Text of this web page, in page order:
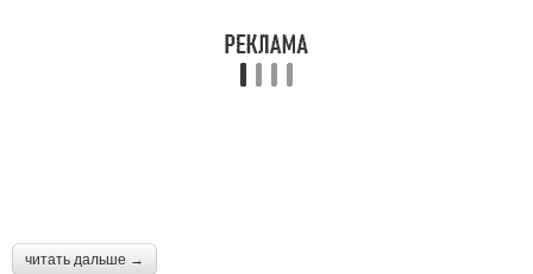
читать дальше →